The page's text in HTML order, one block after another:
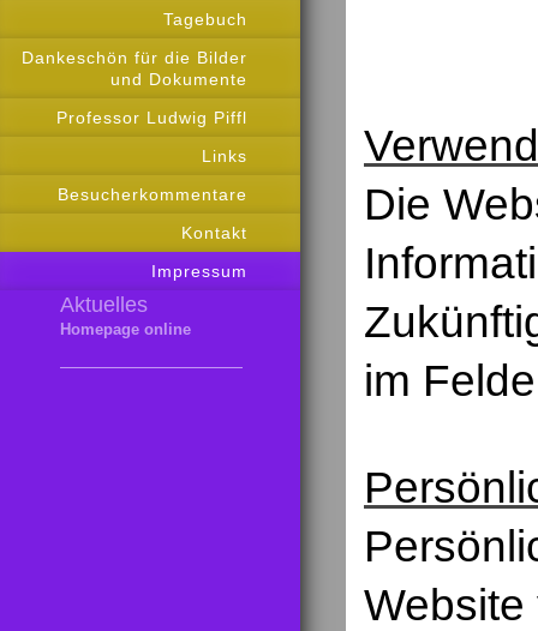
Tagebuch
Dankeschön für die Bilder
und Dokumente
Professor Ludwig Piffl
Links
Besucherkommentare
Kontakt
Impressum
Aktuelles
Homepage online
Die
im